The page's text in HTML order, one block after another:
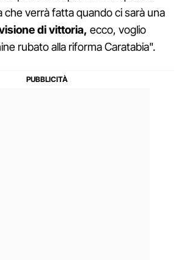
che verrà fatta quando ci sarà una
di vittoria, ecco, voglio
rubato alla riforma Caratabia".